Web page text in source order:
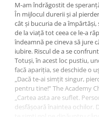
Feng Shui
Medicina alternativa
Sa nu razi :((
Drept
Legislatie
Fictiune
Actiune si Aventura
Actiune,aventura
Clasici
M-am îndrăgostit de
În mijlocul durerii și al
cât și bucuria de a
de la viață tot ceea ce le-a
îndeamnă pe cineva să jure
iubire. Riscul de a se
Totuși, în acest loc pustiu,
facă apariția, se deschide o
„Dacă te-ai simțit singur,
pentru tine!” The Academy
„Cartea asta are suflet.
desfășoară înaintea ochilor.